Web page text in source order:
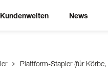
Kundenwelten News
Plattform-Stapler (für